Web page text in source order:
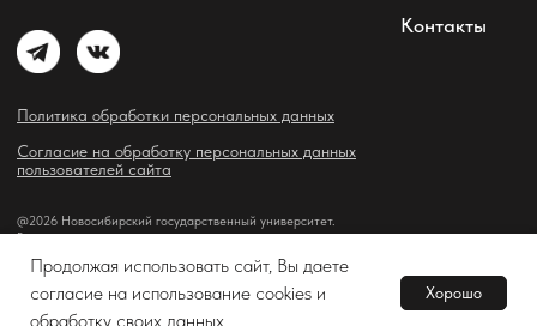
В корзину
Продолжая использовать сайт, Вы даете
согласие на использование cookies и
обработку своих данных
Хорошо